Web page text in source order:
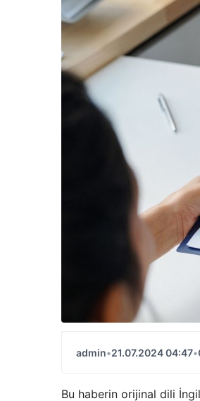
admin•21.07.2024 04:47•
Bu haberin orijinal dili